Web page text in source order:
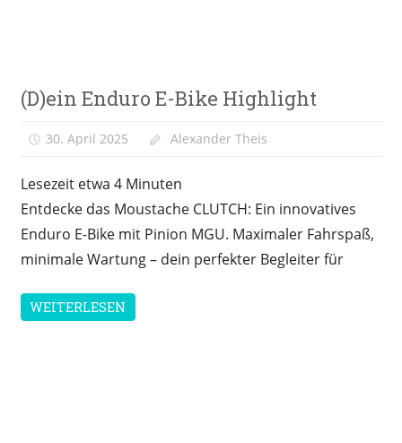
Bike
(D)ein Enduro E-Bike Highlight
30. April 2025 Alexander Theis
Lesezeit etwa 4 Minuten
Entdecke das Moustache CLUTCH: Ein innovatives
Enduro E-Bike mit Pinion MGU. Maximaler Fahrspaß,
minimale Wartung – dein perfekter Begleiter für
WEITERLESEN